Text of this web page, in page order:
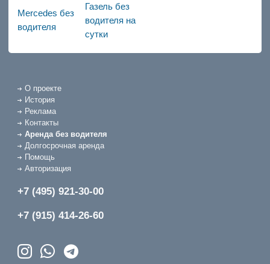
Mercedes без
водителя
Газель без
водителя на
сутки
О проекте
История
Реклама
Контакты
Аренда без водителя
Долгосрочная аренда
Помощь
Авторизация
+7 (495) 921-30-00
+7 (915) 414-26-60